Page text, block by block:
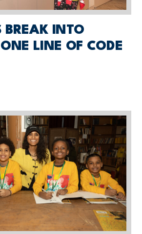
BREAK INTO
LINE OF CODE